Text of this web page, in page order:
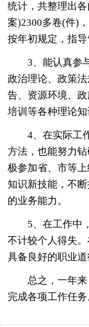
统计，共整理出
案)2300多卷(件)
按年初规定，指
3、能认真参
政治理论、政策
告、资源环境、
培训等各种理论知
4、在实际工
方法，也能努力
极参加省、市等
知识新技能，不
的业务能力。
5、在工作中
不计较个人得失
具备良好的职业道
总之，一年
完成各项工作任务